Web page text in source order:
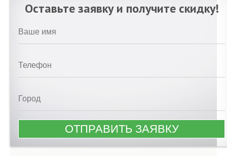
Оставьте заявку и получите скидку!